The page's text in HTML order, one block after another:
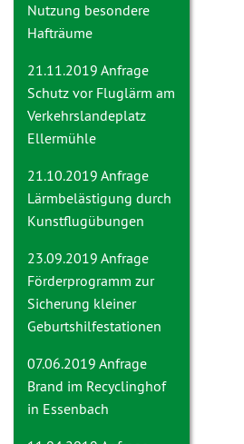
Nutzung besondere
Hafträume
21.11.2019 Anfrage
Schutz vor Fluglärm am
Verkehrslandeplatz
Ellermühle
21.10.2019 Anfrage
Lärmbelästigung durch
Kunstflugübungen
23.09.2019 Anfrage
Förderprogramm zur
Sicherung kleiner
Geburtshilfestationen
07.06.2019 Anfrage
Brand im Recyclinghof
in Essenbach